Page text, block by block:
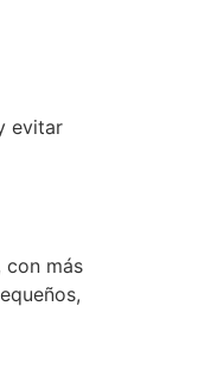
evitar
con más